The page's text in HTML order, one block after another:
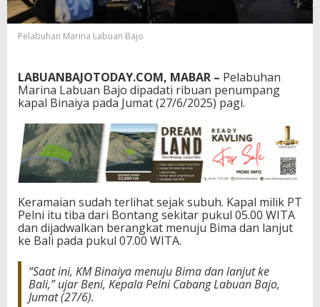
u
B
o
D
i
a
d
a
t
i
e
n
u
m
a
n
Pelabuhan Marina Labuan Bajo
LABUANBAJOTODAY.COM, MABAR – Pelabuhan
Marina Labuan Bajo dipadati ribuan penumpang
kapal Binaiya pada Jumat (27/6/2025) pagi.
Keramaian sudah terlihat sejak subuh. Kapal milik PT
Pelni itu tiba dari Bontang sekitar pukul 05.00 WITA
dan dijadwalkan berangkat menuju Bima dan lanjut
ke Bali pada pukul 07.00 WITA.
“Saat ini, KM Binaiya menuju Bima dan lanjut ke
Bali,” ujar Beni, Kepala Pelni Cabang Labuan Bajo,
Jumat (27/6).